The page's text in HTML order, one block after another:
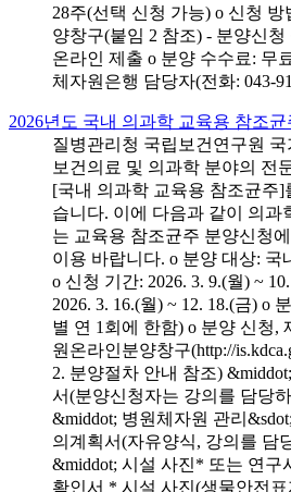
28주(선택 신청 가능) o 신청
양창구(붙임 2 참조) - 분양신
온라인 제출 o 분양 수수료: 무
체자원은행 담당자(전화: 043-
2026년도 국내 의과학 교육용 참조균
질병관리청 국립보건연구원
보건의료 및 의과학 분야의 전
[국내 의과학 교육용 참조균주]
습니다. 이에 다음과 같이 의과
는 교육용 참조균주 분양신청
이용 바랍니다. o 분양 대상:
o 신청 기간: 2026. 3. 9.(월) ~
2026. 3. 16.(월) ~ 12. 18.(금) o
별 연 1회에 한함) o 분양 신청,
원온라인분양창구(http://
2. 분양절차 안내 참조)
서(분양신청자는 강의를 담당
&middot; 병원체자원 관리
의계획서(자유양식, 강의를 담
&middot; 시설 사진* 또는 연구
확인서 * 시설 사진(생물안전표